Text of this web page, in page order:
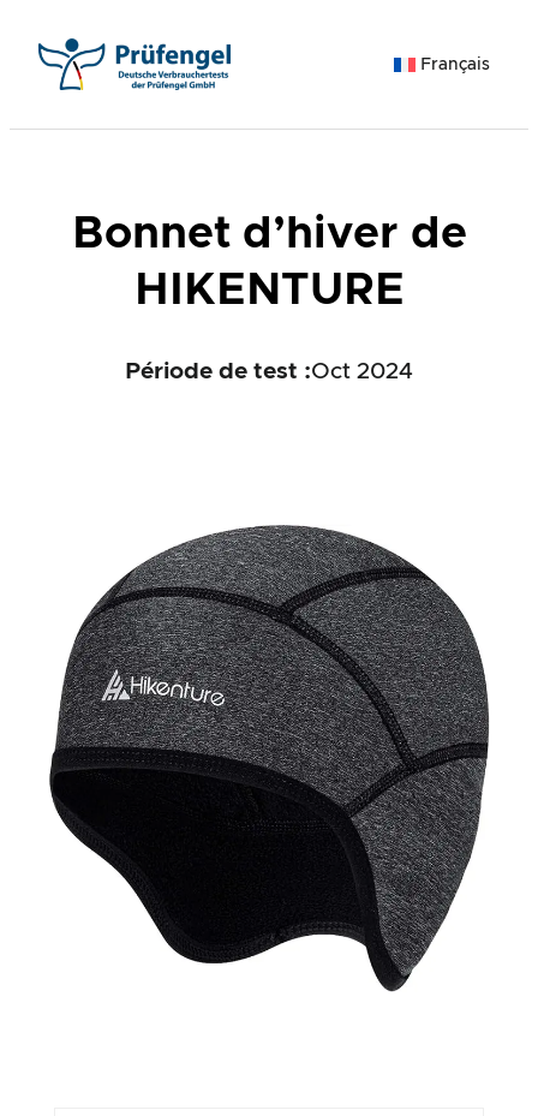
contenu
Français
Bonnet d’hiver de
HIKENTURE
Période de test :Oct 2024